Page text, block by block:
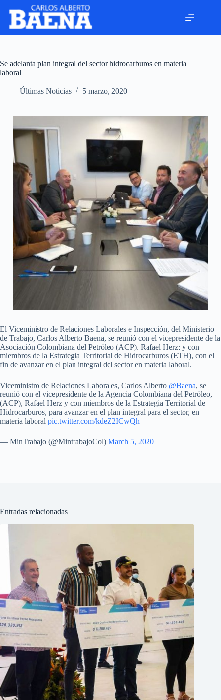
Se adelanta plan integral del sector hidrocarburos en materia
laboral
Últimas Noticias 5 marzo, 2020
El Viceministro de Relaciones Laborales e Inspección, del Ministerio
de Trabajo, Carlos Alberto Baena, se reunió con el vicepresidente de la
Asociación Colombiana del Petróleo (ACP), Rafael Herz; y con
miembros de la Estrategia Territorial de Hidrocarburos (ETH), con el
fin de avanzar en el plan integral del sector en materia laboral.
Viceministro de Relaciones Laborales, Carlos Alberto @Baena, se
reunió con el vicepresidente de la Agencia Colombiana del Petróleo,
(ACP), Rafael Herz y con miembros de la Estrategia Territorial de
Hidrocarburos, para avanzar en el plan integral para el sector, en
materia laboral pic.twitter.com/kdeZ2ICwQh
— MinTrabajo (@MintrabajoCol) March 5, 2020
Entradas relacionadas